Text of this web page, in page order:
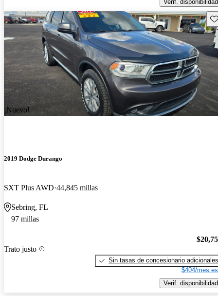
Verif. disponibilidad
¡Nuevo!
2019 Dodge Durango
SXT Plus AWD 44,845 millas
Sebring, FL
97 millas
Trato justo
Sin tasas de concesionario adicionales
$404/mes
Verif. disponibilidad